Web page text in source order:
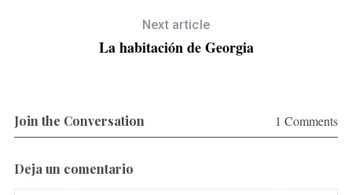
Next article
La habitación de Georgia
Join the Conversation 1 Comments
Deja un comentario